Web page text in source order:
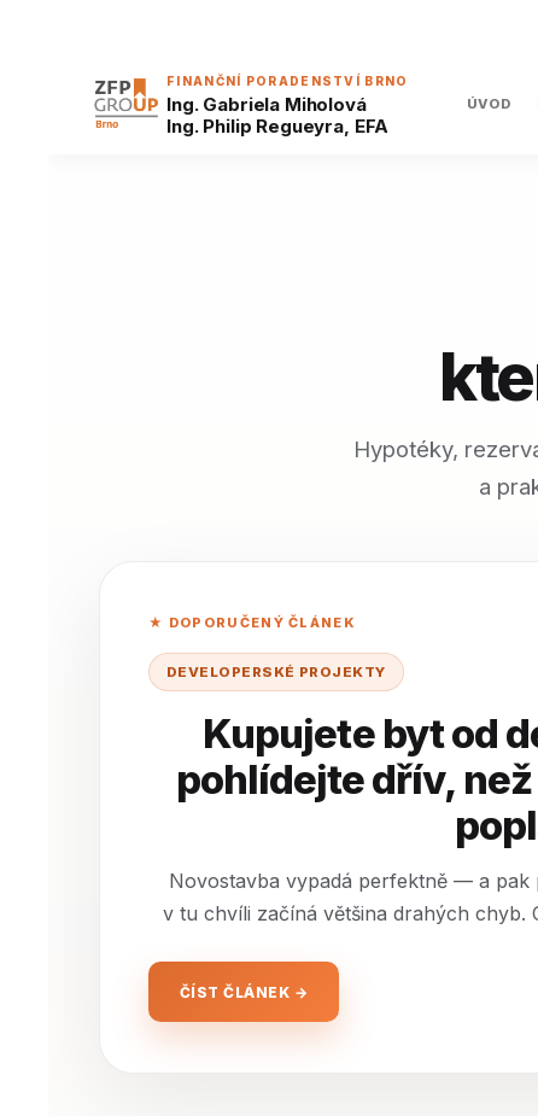
FINANČNÍ PORADENSTVÍ BRNO
Ing. Gabriela Miholová
Ing. Philip Regueyra, EFA
ÚVOD
Hypotéky,
a
★ DOPORUČENÝ ČLÁNEK
DEVELOPERSKÉ PROJEKTY
Kupujete byt od
pohlídejte dřív,
Novostavba vypadá perfektně — a pak
v tu chvíli začíná většina drahých
ČÍST ČLÁNEK →